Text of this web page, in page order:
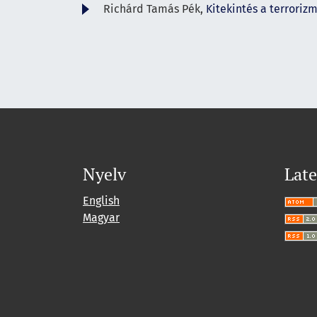
Richárd Tamás Pék, Kitekintés a
Nyelv
English
Magyar